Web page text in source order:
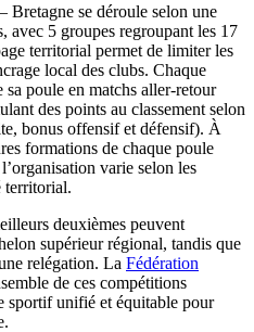
Bretagne se déroule selon une
avec 5 groupes regroupant les 17
territorial permet de limiter les
local des clubs. Chaque
sa poule en matchs aller-retour
des points au classement selon
bonus offensif et défensif). À
formations de chaque poule
varie selon les
territorial.
deuxièmes peuvent
supérieur régional, tandis que
relégation. La Fédération
de ces compétitions
sportif unifié et équitable pour